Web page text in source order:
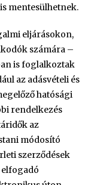
mentesülhetnek.
eljárásokon,
számára –
is foglalkoztak
az adásvételi és
hatósági
rendelkezés
az
módosító
szerződések
elfogadó